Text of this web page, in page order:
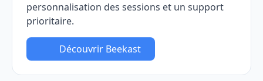
personnalisation des sessions et un support
prioritaire.
Découvrir Beekast